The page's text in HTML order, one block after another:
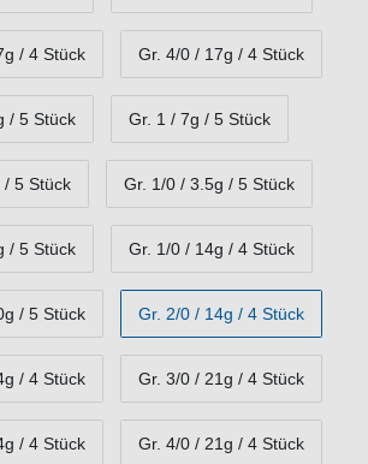
/ 4 Stück Gr. 4/0 / 17g / 4 Stück
/ 5 Stück Gr. 1 / 7g / 5 Stück
/ 5 Stück Gr. 1/0 / 3.5g / 5 Stück
/ 5 Stück Gr. 1/0 / 14g / 4 Stück
/ 5 Stück Gr. 2/0 / 14g / 4 Stück
/ 4 Stück Gr. 3/0 / 21g / 4 Stück
/ 4 Stück Gr. 4/0 / 21g / 4 Stück